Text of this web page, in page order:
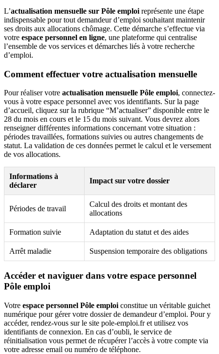
L’actualisation mensuelle sur Pôle emploi représente une étape
indispensable pour tout demandeur d’emploi souhaitant maintenir
ses droits aux allocations chômage. Cette démarche s’effectue via
votre espace personnel en ligne, une plateforme qui centralise
l’ensemble de vos services et démarches liés à votre recherche
d’emploi.
Comment effectuer votre actualisation mensuelle
Pour réaliser votre actualisation mensuelle Pôle emploi, connectez-
vous à votre espace personnel avec vos identifiants. Sur la page
d’accueil, cliquez sur la rubrique “M’actualiser” disponible entre le
28 du mois en cours et le 15 du mois suivant. Vous devrez alors
renseigner différentes informations concernant votre situation :
périodes travaillées, formations suivies ou autres changements de
statut. La validation de ces données permet le calcul et le versement
de vos allocations.
Informations à
déclarer
Impact sur votre dossier
Périodes de travail
Calcul des droits et montant des
allocations
Formation suivie Adaptation du statut et des aides
Arrêt maladie Suspension temporaire des obligations
Accéder et naviguer dans votre espace personnel
Pôle emploi
Votre espace personnel Pôle emploi constitue un véritable guichet
numérique pour gérer votre dossier de demandeur d’emploi. Pour y
accéder, rendez-vous sur le site pole-emploi.fr et utilisez vos
identifiants de connexion. En cas d’oubli, le service de
réinitialisation vous permet de récupérer l’accès à votre compte via
votre adresse email ou numéro de téléphone.